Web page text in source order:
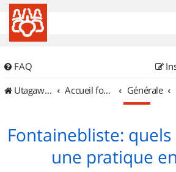
FAQ
UtagawaVTT (Randos VTT et VTTAE avec traces GPS)
Accueil forum Générale
Fontainebliste:
une pratique